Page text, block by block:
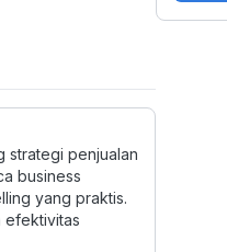
strategi penjualan
business
yang praktis.
efektivitas